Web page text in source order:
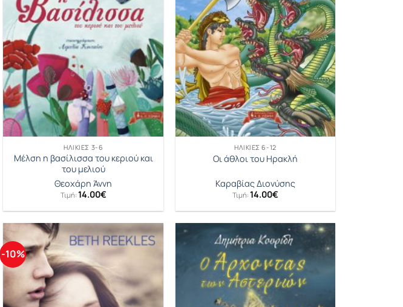
ΗΛΙΚΊΕΣ 3-6
Μέλση η βασίλισσα του κεριού και
του μελιού
Θεοχάρη Άννη
Τιμή:14.00€
ΗΛΙΚΊΕΣ 6-12
Οι άθλοι του Ηρακλή
Καραβίας Διονύσης
Τιμή:14.00€
-10%